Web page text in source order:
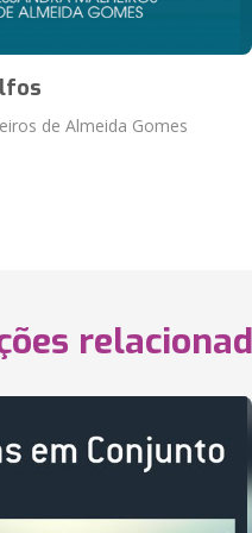
de Almeida Gomes